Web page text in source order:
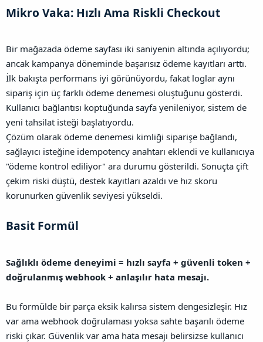
Mikro Vaka: Hızlı Ama Riskli Checkout​
Bir mağazada ödeme sayfası iki saniyenin altında açılıyordu;
ancak kampanya döneminde başarısız ödeme kayıtları arttı.
İlk bakışta performans iyi görünüyordu, fakat loglar aynı
sipariş için üç farklı ödeme denemesi oluştuğunu gösterdi.
Kullanıcı bağlantısı koptuğunda sayfa yenileniyor, sistem de
yeni tahsilat isteği başlatıyordu.
Çözüm olarak ödeme denemesi kimliği siparişe bağlandı,
sağlayıcı isteğine idempotency anahtarı eklendi ve kullanıcıya
"ödeme kontrol ediliyor" ara durumu gösterildi. Sonuçta çift
çekim riski düştü, destek kayıtları azaldı ve hız skoru
korunurken güvenlik seviyesi yükseldi.
Basit Formül​
Sağlıklı ödeme deneyimi = hızlı sayfa + güvenli token +
doğrulanmış webhook + anlaşılır hata mesajı.
Bu formülde bir parça eksik kalırsa sistem dengesizleşir. Hız
var ama webhook doğrulaması yoksa sahte başarılı ödeme
riski çıkar. Güvenlik var ama hata mesajı belirsizse kullanıcı